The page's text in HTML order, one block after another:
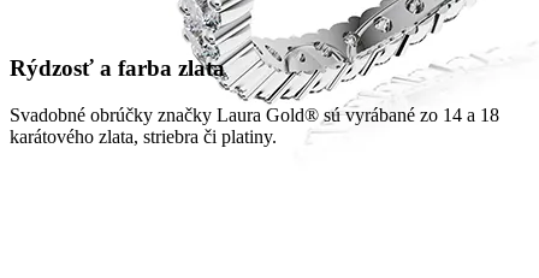
Rýdzosť a farba zlata
Svadobné obrúčky značky Laura Gold® sú vyrábané zo 14 a 18
karátového zlata, striebra či platiny.